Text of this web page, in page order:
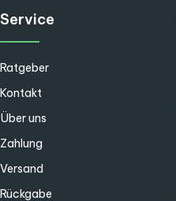
Service
Ratgeber
Kontakt
Über uns
Zahlung
Versand
Rückgabe